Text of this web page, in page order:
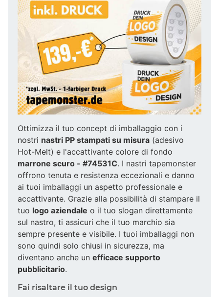
Ottimizza il tuo concept di imballaggio con i
nostri nastri PP stampati su misura (adesivo
Hot-Melt) e l'accattivante colore di fondo
marrone scuro - #74531C. I nastri tapemonster
offrono tenuta e resistenza eccezionali e danno
ai tuoi imballaggi un aspetto professionale e
accattivante. Grazie alla possibilità di stampare il
tuo logo aziendale o il tuo slogan direttamente
sul nastro, ti assicuri che il tuo marchio sia
sempre presente e visibile. I tuoi imballaggi non
sono quindi solo chiusi in sicurezza, ma
diventano anche un efficace supporto
pubblicitario.
Fai risaltare il tuo design